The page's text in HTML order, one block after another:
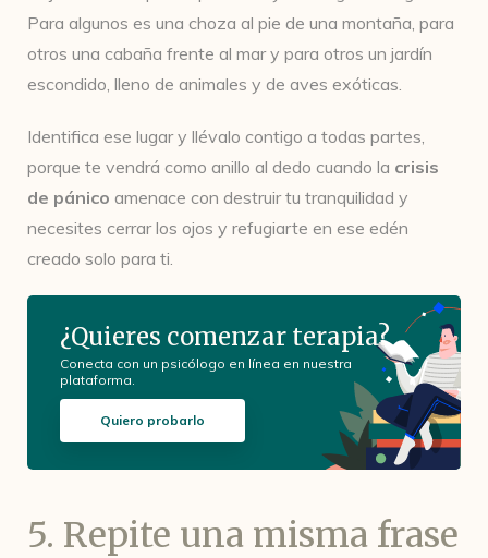
Para algunos es una choza al pie de una montaña, para
otros una cabaña frente al mar y para otros un jardín
escondido, lleno de animales y de aves exóticas.
Identifica ese lugar y llévalo contigo a todas partes,
porque te vendrá como anillo al dedo cuando la crisis
de pánico amenace con destruir tu tranquilidad y
necesites cerrar los ojos y refugiarte en ese edén
creado solo para ti.
¿Quieres comenzar terapia?
Conecta con un psicólogo en línea en nuestra
plataforma.
Quiero probarlo
5. Repite una misma frase